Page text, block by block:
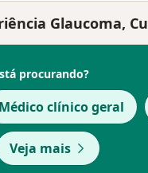
Glaucoma,
procurando?
Médico clínico geral
Veja mais